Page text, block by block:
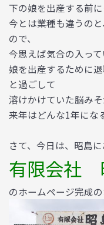
下の娘を出産する前
今とは業種も違うの
ので、
今思えば気合の入っ
娘を出産するために
と過ごして
溶けかけていた脳み
来年はどんな1年に
さて、今日は、昭島
有限会社
のホームページ完成の